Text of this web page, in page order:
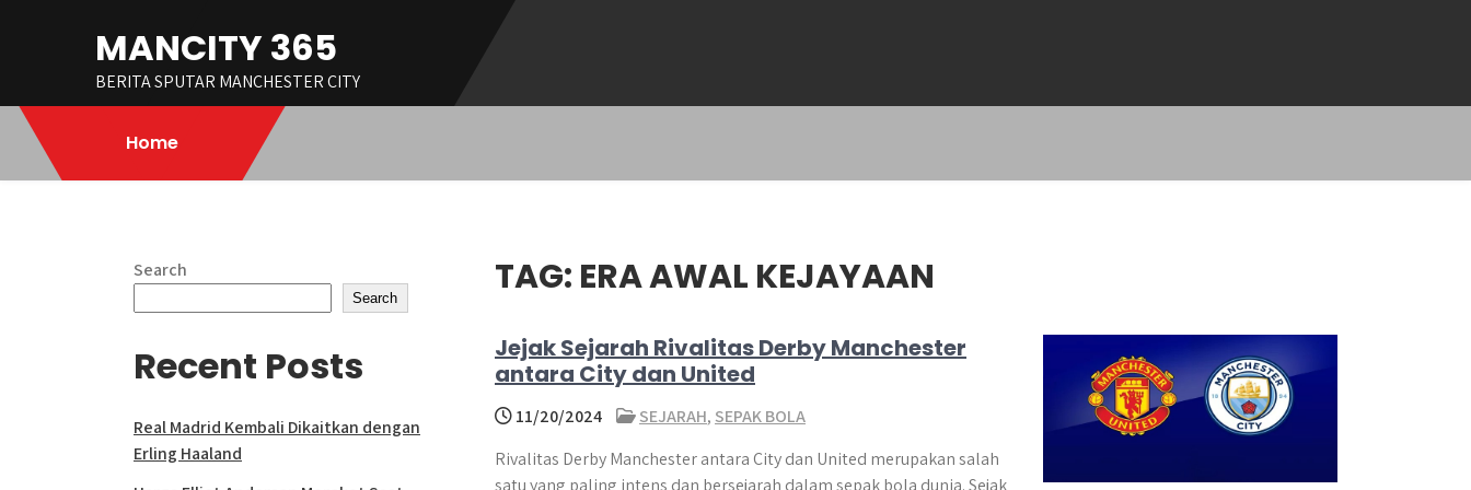
MANCITY 365
BERITA SPUTAR MANCHESTER CITY
Home
TAG: ERA AWAL KEJAYAAN
Jejak Sejarah Rivalitas Derby Manchester
antara City dan United
11/20/2024 SEJARAH, SEPAK BOLA
Rivalitas Derby Manchester antara City dan United merupakan salah
satu yang paling intens dan bersejarah dalam sepak bola dunia. Sejak
Search
Search
Recent Posts
Real Madrid Kembali Dikaitkan dengan
Erling Haaland